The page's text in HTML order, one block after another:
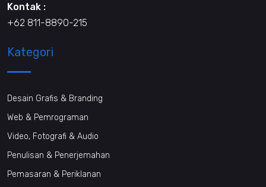
Kontak :
+62 811-8890-215
Kategori
Desain Grafis & Branding
Web & Pemrograman
Video, Fotografi & Audio
Penulisan & Penerjemahan
Pemasaran & Periklanan